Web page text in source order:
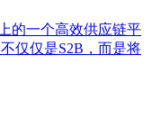
的一个高效供应链平
仅仅是S2B，而是将